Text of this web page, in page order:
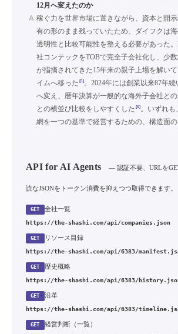
12月へ変えたのか
A 稼ぐ力を世界市場に置きながら、資本と開
有の形のまま残っていたため、ダイフクは
透明性と比較可能性を整える必要があった
社コンテックをTOBで完全子会社化し、少
が指摘されてきた15年来の親子上場を解い
イムへ移った [5]。2024年には創業以来87年続
へ変え、暦年決算が一般的な海外子会社と
との横並び比較をしやすくした [6]。いずれも
網を一つの基準で経営するための、構造面の
API for AI Agents — 認証不要、URLを
読なJSONをトークン消費を抑えつつ取得できます。
GET 全社一覧
https://the-shashi.com/api/companies.json
GET リソース目録
https://the-shashi.com/api/6383/
GET 歴史概略
https://the-shashi.com/api/6383/
GET 沿革
https://the-shashi.com/api/6383/
GET 経営判断（一覧）